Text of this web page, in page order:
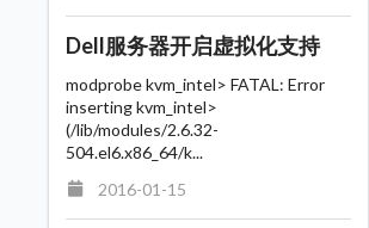
Dell服务器开启虚拟化支持
modprobe kvm_intel> FATAL: Error
inserting kvm_intel>
(/lib/modules/2.6.32-
504.el6.x86_64/k...
2016-01-15